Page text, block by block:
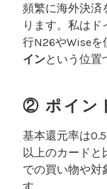
頻繁に海外決済
ります。私は
行N26やWiseを
インという位置
② ポイン
基本還元率は
以上のカードと
での買い物や対
す。